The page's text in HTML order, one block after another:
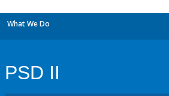
What We Do
PSD II